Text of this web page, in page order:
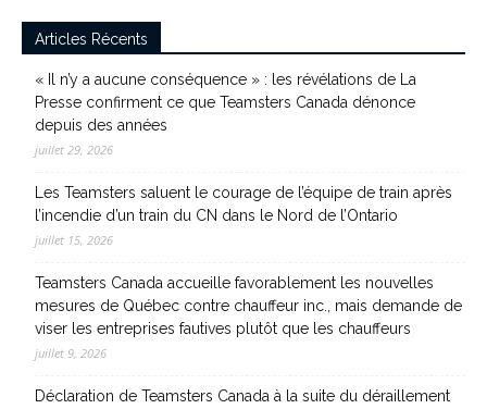
Articles Récents
« Il n’y a aucune conséquence » : les révélations de La
Presse confirment ce que Teamsters Canada dénonce
depuis des années
juillet 29, 2026
Les Teamsters saluent le courage de l’équipe de train après
l’incendie d’un train du CN dans le Nord de l’Ontario
juillet 15, 2026
Teamsters Canada accueille favorablement les nouvelles
mesures de Québec contre chauffeur inc., mais demande de
viser les entreprises fautives plutôt que les chauffeurs
juillet 9, 2026
Déclaration de Teamsters Canada à la suite du déraillement